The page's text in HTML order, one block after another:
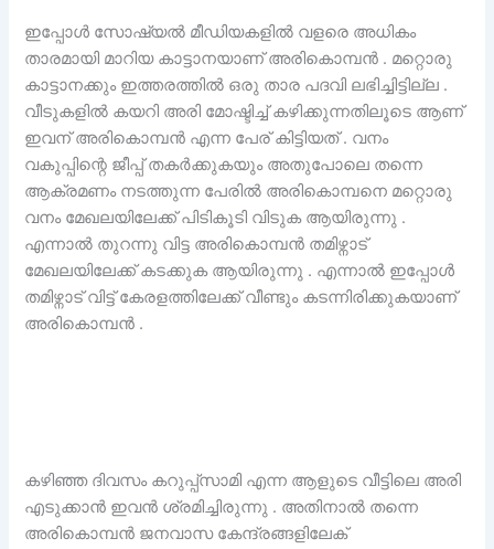
ഇപ്പോൾ സോഷ്യൽ മീഡിയകളിൽ വളരെ അധികം
താരമായി മാറിയ കാട്ടാനയാണ് അരികൊമ്പൻ . മറ്റൊരു
കാട്ടാനക്കും ഇത്തരത്തിൽ ഒരു താര പദവി ലഭിച്ചിട്ടില്ല .
വീടുകളിൽ കയറി അരി മോഷ്ടിച്ച് കഴിക്കുന്നതിലൂടെ ആണ്
ഇവന് അരികൊമ്പൻ എന്ന പേര് കിട്ടിയത് . വനം
വകുപ്പിന്റെ ജീപ്പ് തകർക്കുകയും അതുപോലെ തന്നെ
ആക്രമണം നടത്തുന്ന പേരിൽ അരികൊമ്പനെ മറ്റൊരു
വനം മേഖലയിലേക്ക് പിടികൂടി വിടുക ആയിരുന്നു .
എന്നാൽ തുറന്നു വിട്ട അരികൊമ്പൻ തമിഴ്നാട്
മേഖലയിലേക്ക് കടക്കുക ആയിരുന്നു . എന്നാൽ ഇപ്പോൾ
തമിഴ്നാട് വിട്ട് കേരളത്തിലേക്ക് വീണ്ടും കടന്നിരിക്കുകയാണ്
അരികൊമ്പൻ .
കഴിഞ്ഞ ദിവസം കറുപ്പ്സാമി എന്ന ആളുടെ വീട്ടിലെ അരി
എടുക്കാൻ ഇവൻ ശ്രമിച്ചിരുന്നു . അതിനാൽ തന്നെ
അരികൊമ്പൻ ജനവാസ കേന്ദ്രങ്ങളിലേക്